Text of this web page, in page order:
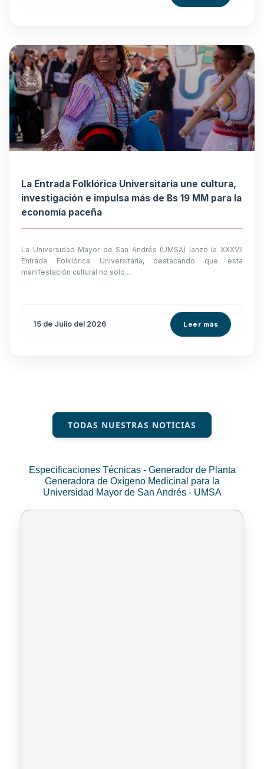
La Entrada Folklórica Universitaria une cultura,
investigación e impulsa más de Bs 19 MM para la
economía paceña
La Universidad Mayor de San Andrés (UMSA) lanzó la XXXVII
Entrada Folklórica Universitaria, destacando que esta
manifestación cultural no solo...
15 de Julio del 2026 Leer más
TODAS NUESTRAS NOTICIAS
Especificaciones Técnicas - Generador de Planta
Generadora de Oxígeno Medicinal para la
Universidad Mayor de San Andrés - UMSA